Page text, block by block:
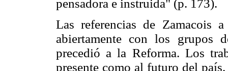
pensadora e instruida" (p. 173).
Las referencias de
abiertamente con los grupos
precedió a la Reforma. Los
presente como al futuro del